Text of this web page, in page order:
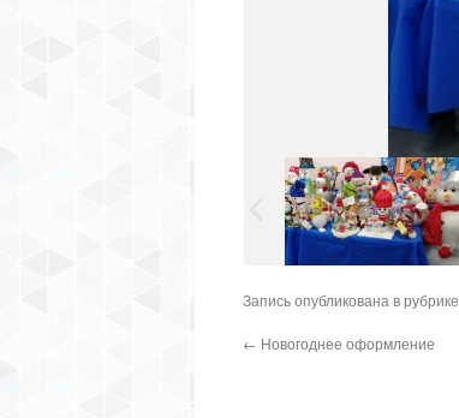
Запись опубликована в рубрике
← Новогоднее оформление